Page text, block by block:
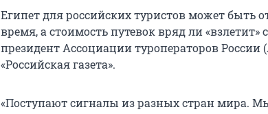
Египет для российских туристов может быть
время, а стоимость путевок вряд ли «взлетит»
президент Ассоциации туроператоров
«Российская газета».
«Поступают сигналы из разных стран мира.